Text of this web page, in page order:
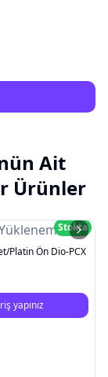
Ait
Ürünler
Stokta
Platin Ön Dio-PCX
yapınız